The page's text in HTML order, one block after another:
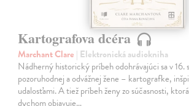
Kartografova dcéra
Marchant Clare | Elektronická audiokniha
Nádherný historický príbeh odohrávajúci sa v 16.
pozoruhodnej a odvážnej žene – kartografke,
udalosťami. A tiež príbeh ženy zo súčasnosti,
dychom objavuje…